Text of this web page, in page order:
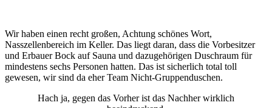
Wir haben einen recht großen, Achtung schönes Wort,
Nasszellenbereich im Keller. Das liegt daran, dass die Vorbesitzer
und Erbauer Bock auf Sauna und dazugehörigen Duschraum für
mindestens sechs Personen hatten. Das ist sicherlich total toll
gewesen, wir sind da eher Team Nicht-Gruppenduschen.
Hach ja, gegen das Vorher ist das Nachher wirklich